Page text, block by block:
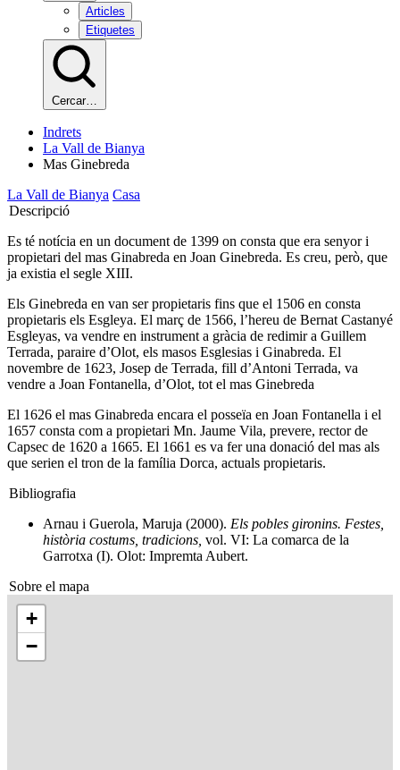
Articles
Etiquetes
Cercar…
Indrets
La Vall de Bianya
Mas Ginebreda
La Vall de Bianya Casa
Descripció
Es té notícia en un document de 1399 on consta que era senyor i
propietari del mas Ginabreda en Joan Ginebreda. Es creu, però, que
ja existia el segle XIII.
Els Ginebreda en van ser propietaris fins que el 1506 en consta
propietaris els Esgleya. El març de 1566, l’hereu de Bernat Castanyé
Esgleyas, va vendre en instrument a gràcia de redimir a Guillem
Terrada, paraire d’Olot, els masos Esglesias i Ginabreda. El
novembre de 1623, Josep de Terrada, fill d’Antoni Terrada, va
vendre a Joan Fontanella, d’Olot, tot el mas Ginebreda
El 1626 el mas Ginabreda encara el posseïa en Joan Fontanella i el
1657 consta com a propietari Mn. Jaume Vila, prevere, rector de
Capsec de 1620 a 1665. El 1661 es va fer una donació del mas als
que serien el tron de la família Dorca, actuals propietaris.
Bibliografia
Arnau i Guerola, Maruja (2000). Els pobles gironins. Festes,
història costums, tradicions, vol. VI: La comarca de la
Garrotxa (I). Olot: Impremta Aubert.
Sobre el mapa
+
−